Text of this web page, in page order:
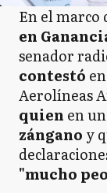
En el marco
en
senador
contestó
Aerolíneas
quien en
zángano y
"mucho